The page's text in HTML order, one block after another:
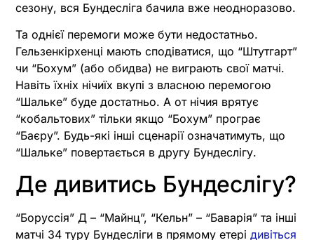
сезону, вся Бундесліга бачила вже неодноразово.
Та однієї перемоги може бути недостатньо.
Гельзенкірхенці мають сподіватися, що “Штутгарт”
чи “Бохум” (або обидва) не виграють свої матчі.
Навіть їхніх нічиїх вкупі з власною перемогою
“Шальке” буде достатньо. А от нічия врятує
“кобальтових” тільки якщо “Бохум” програє
“Баєру”. Будь-які інші сценарії означатимуть, що
“Шальке” повертається в другу Бундеслігу.
Де дивитись Бундеслігу?
“Боруссія” Д – “Майнц”, “Кельн” – “Баварія” та інші
матчі 34 туру Бундесліги в прямому етері дивіться